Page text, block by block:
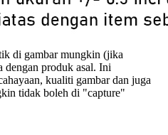
di gambar mungkin (jika
dengan produk asal. Ini
kualiti gambar dan juga
tidak boleh di "capture"